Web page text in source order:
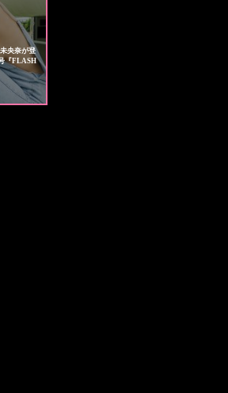
央奈が登
『FLASH